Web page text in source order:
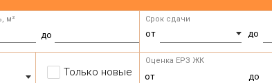
м²
до
Срок сдачи
от до
Только новые
Оценка ЕРЗ ЖК
от до